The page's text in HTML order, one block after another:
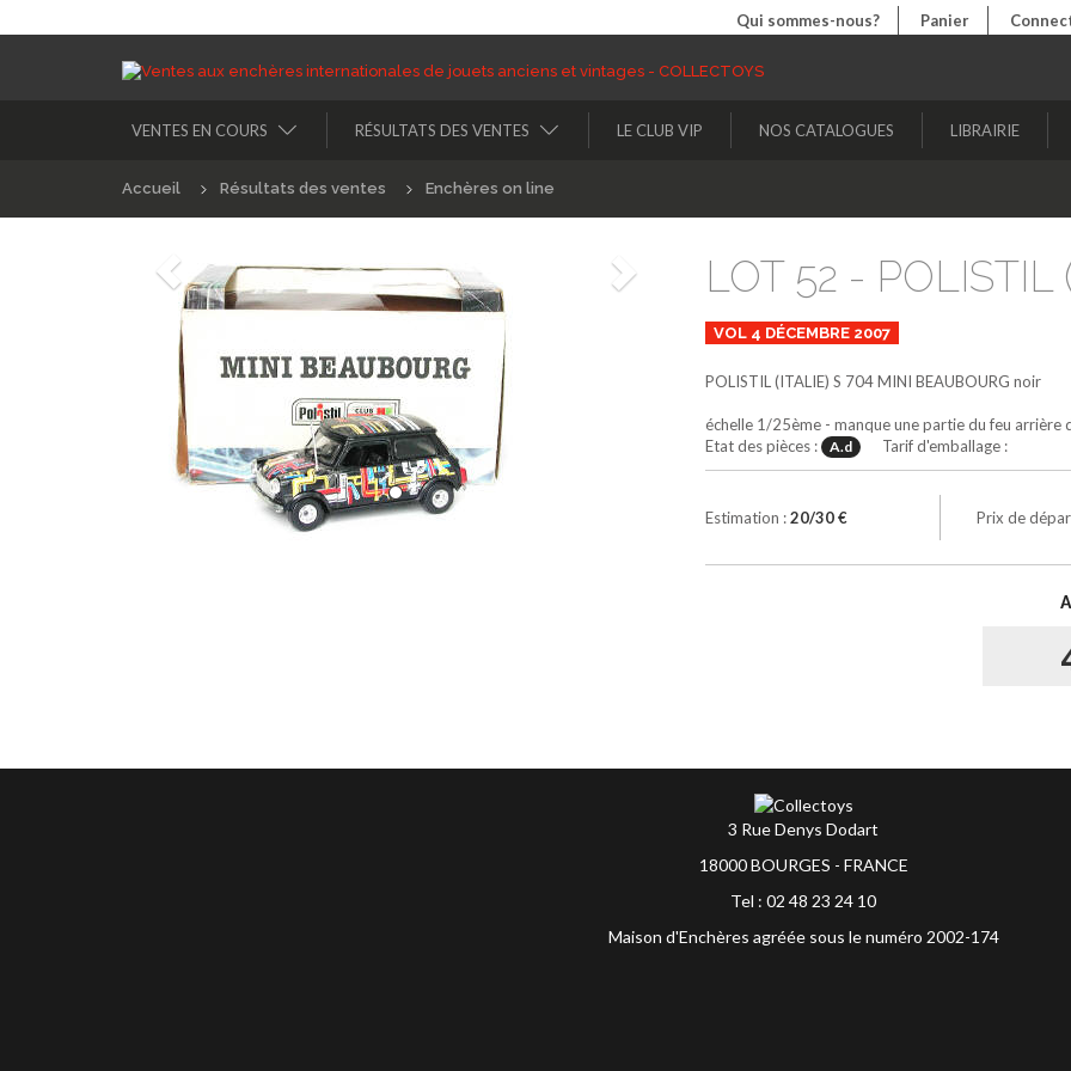
Qui sommes-nous? Panier
VENTES EN COURS RÉSULTATS DES VENTES LE CLUB VIP NOS CATALOGUES LIBRAIRIE
Accueil Résultats des ventes Enchères on line
Précédént Suivant LOT 52 - POLISTIL
VOL 4 DÉCEMBRE 2007
POLISTIL (ITALIE) S 704 MINI BEAUBOURG noir
échelle 1/25ème - manque une partie du feu
Etat des pièces :
A.d Tarif d'emballage :
Estimation :20/30 € Prix de
3 Rue Denys Dodart
18000 BOURGES - FRANCE
Tel : 02 48 23 24 10
Maison d'Enchères agréée sous le numéro 2002-174